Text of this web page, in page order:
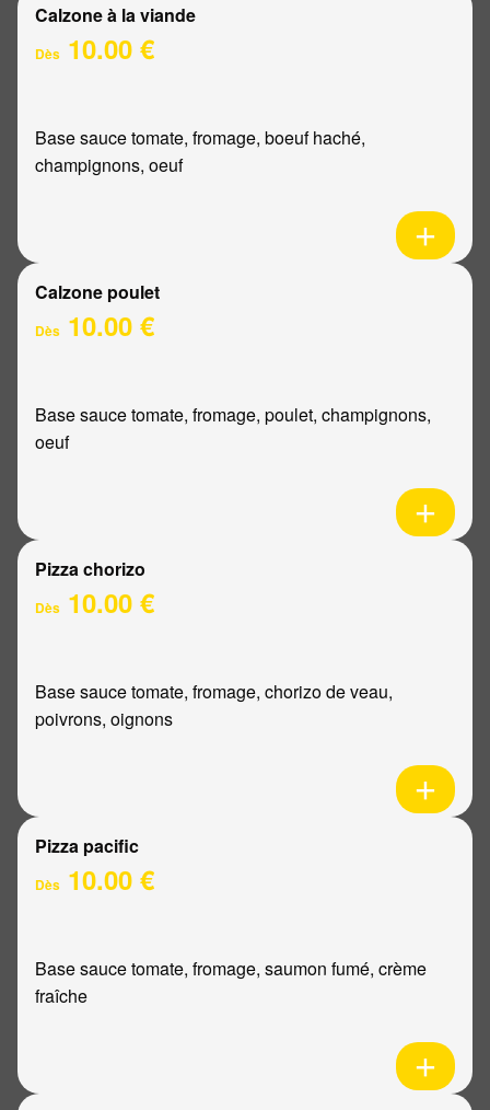
Calzone à la viande
Dès 10.00 €
Base sauce tomate, fromage, boeuf haché,
champignons, oeuf
Calzone poulet
Dès 10.00 €
Base sauce tomate, fromage, poulet, champignons,
oeuf
Pizza chorizo
Dès 10.00 €
Base sauce tomate, fromage, chorizo de veau,
poivrons, oignons
Pizza pacific
Dès 10.00 €
Base sauce tomate, fromage, saumon fumé, crème
fraîche